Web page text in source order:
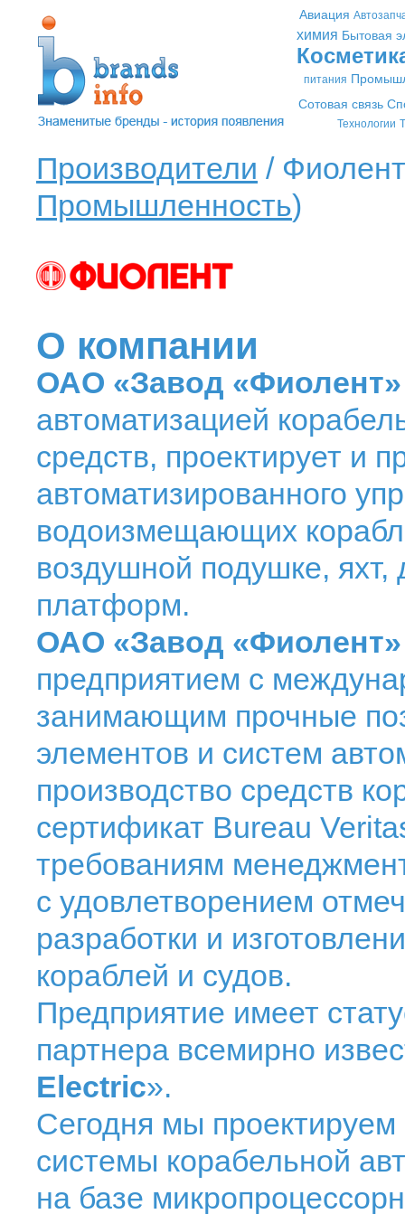
Авиация
химия Бытовая
питания
Сотовая связь
Технологии
Производители /
Промышленность)
О компании
ОАО «Завод «Фиолент»
автоматизацией
средств, проектирует и
автоматизированного
водоизмещающих
воздушной подушке, яхт,
платформ.
ОАО «Завод «Фиолент»
предприятием с
занимающим прочные
элементов и систем
производство средств
сертификат Bureau
требованиям
с удовлетворением
разработки и
кораблей и судов.
Предприятие имеет
партнера всемирно
Electric».
Сегодня мы
системы корабельной
на базе